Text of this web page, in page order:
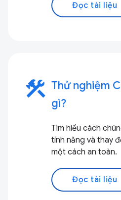
Đọc tài liệu
construction Thử nghiệm
gì?
Tìm hiểu cách
tính năng và thay
một cách an toàn.
Đọc tài liệu